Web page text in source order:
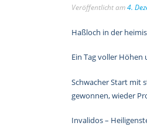
Veröffentlicht am4.
Haßloch in der
Ein Tag voller Höhen
Schwacher Start mit
gewonnen, wieder
Invalidos –